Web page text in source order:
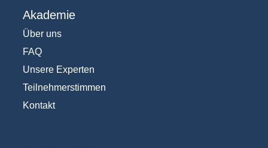
Akademie
Über uns
FAQ
Unsere Experten
Teilnehmerstimmen
Kontakt